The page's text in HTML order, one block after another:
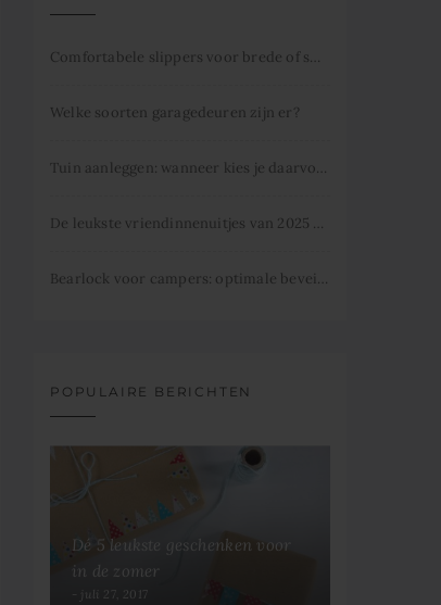
Comfortabele slippers voor brede of smalle voeten
Welke soorten garagedeuren zijn er?
Tuin aanleggen: wanneer kies je daarvoor
De leukste vriendinnenuitjes van 2025 dit mag je niet missen.
Bearlock voor campers: optimale beveiliging
POPULAIRE BERICHTEN
Dé 5 leukste geschenken voor
in de zomer
juli 27, 2017